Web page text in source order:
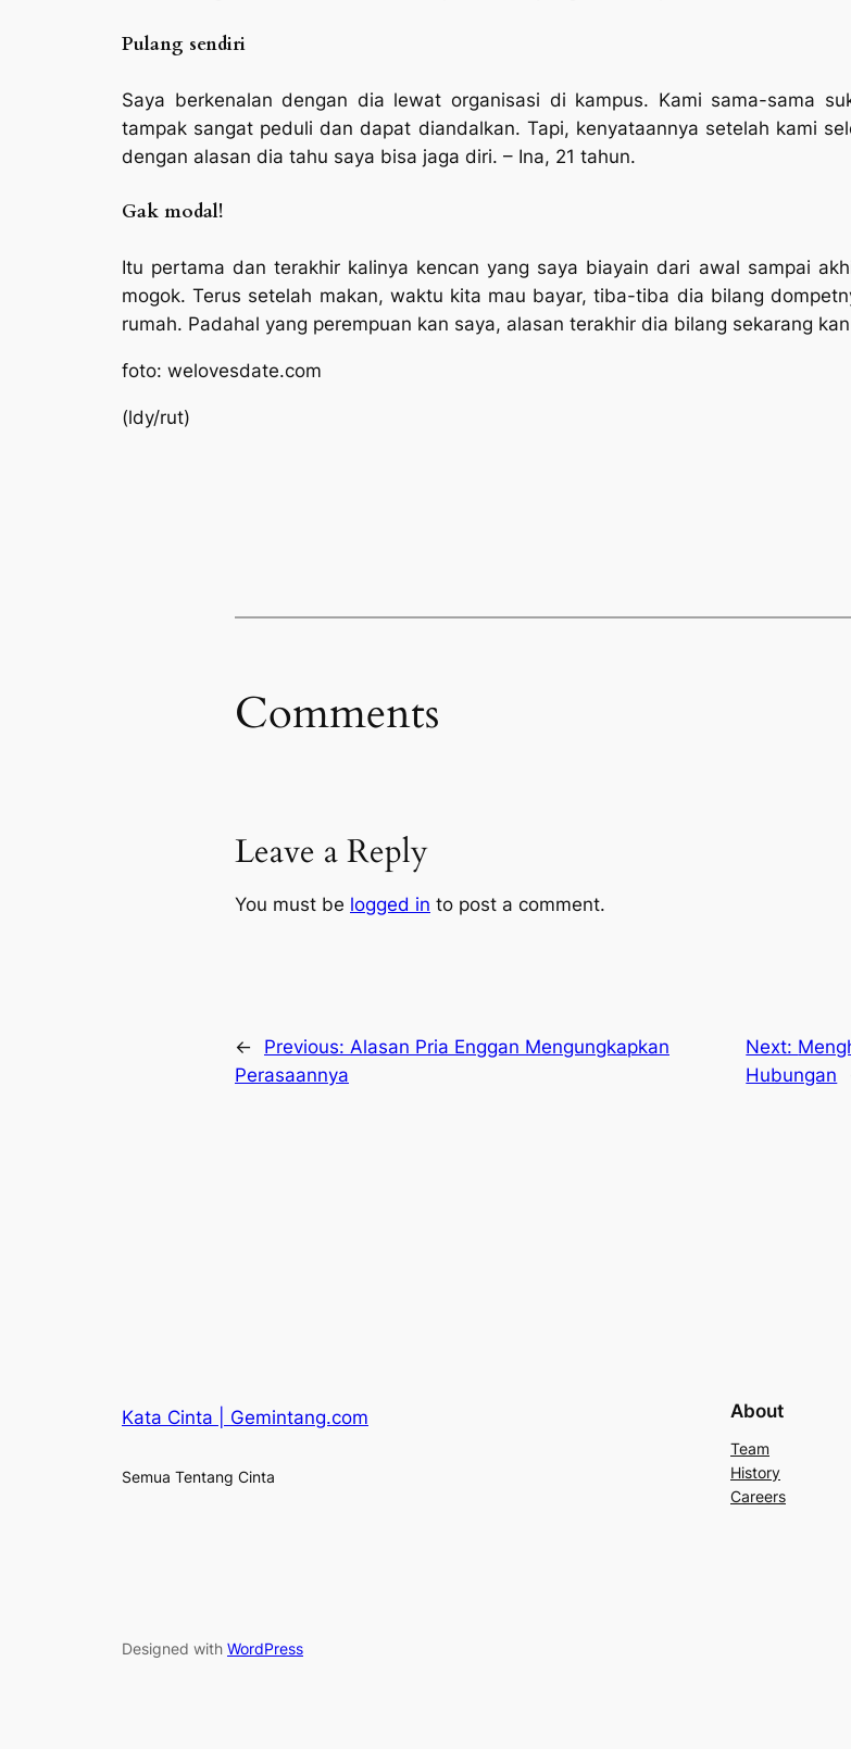
Pulang sendiri
Saya berkenalan dengan dia lewat organisasi di kampus. Kami sama-sama
tampak sangat peduli dan dapat diandalkan. Tapi, kenyataannya setelah kami
dengan alasan dia tahu saya bisa jaga diri. – Ina, 21 tahun.
Gak modal!
Itu pertama dan terakhir kalinya kencan yang saya biayain dari awal sampai
mogok. Terus setelah makan, waktu kita mau bayar, tiba-tiba dia bilang
rumah. Padahal yang perempuan kan saya, alasan terakhir dia bilang sekarang
foto: welovesdate.com
(ldy/rut)
Comments
Leave a Reply
You must be logged in to post a comment.
← Previous: Alasan Pria Enggan Mengungkapkan
Perasaannya
Next:
Hubungan
Kata Cinta | Gemintang.com
Semua Tentang Cinta
About
Team
History
Careers
Designed with WordPress